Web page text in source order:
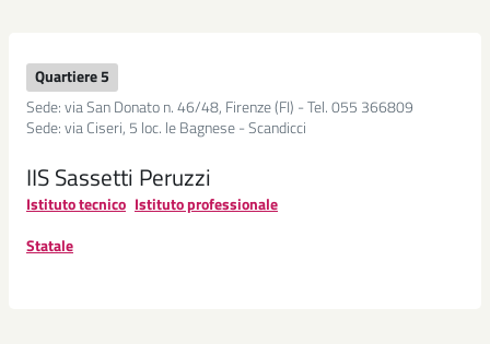
Quartiere 5
Sede: via San Donato n. 46/48, Firenze (FI) - Tel. 055 366809
Sede: via Ciseri, 5 loc. le Bagnese - Scandicci
IIS Sassetti Peruzzi
Istituto tecnico Istituto professionale
Statale